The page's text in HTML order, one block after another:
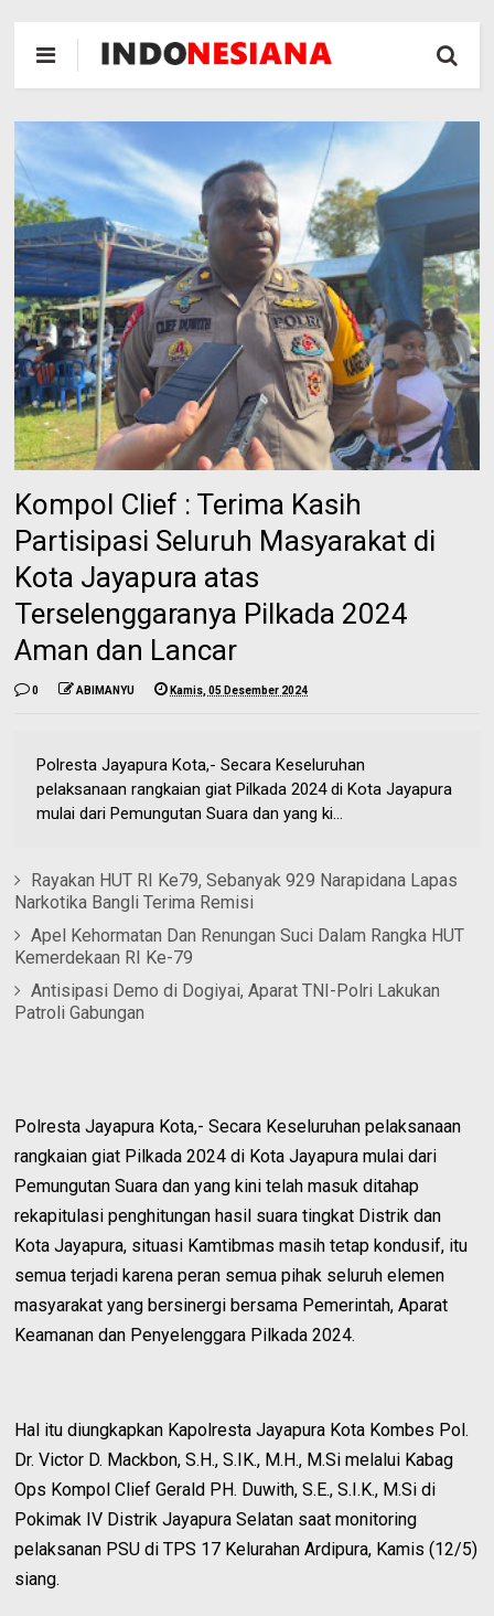
Kompol Clief : Terima Kasih
Partisipasi Seluruh Masyarakat di
Kota Jayapura atas
Terselenggaranya Pilkada 2024
Aman dan Lancar
0 ABIMANYU Kamis, 05 Desember 2024
Polresta Jayapura Kota,- Secara Keseluruhan
pelaksanaan rangkaian giat Pilkada 2024 di Kota Jayapura
mulai dari Pemungutan Suara dan yang ki...
Rayakan HUT RI Ke79, Sebanyak 929 Narapidana Lapas
Narkotika Bangli Terima Remisi
Apel Kehormatan Dan Renungan Suci Dalam Rangka HUT
Kemerdekaan RI Ke-79
Antisipasi Demo di Dogiyai, Aparat TNI-Polri Lakukan
Patroli Gabungan
Polresta Jayapura Kota,- Secara Keseluruhan pelaksanaan
rangkaian giat Pilkada 2024 di Kota Jayapura mulai dari
Pemungutan Suara dan yang kini telah masuk ditahap
rekapitulasi penghitungan hasil suara tingkat Distrik dan
Kota Jayapura, situasi Kamtibmas masih tetap kondusif, itu
semua terjadi karena peran semua pihak seluruh elemen
masyarakat yang bersinergi bersama Pemerintah, Aparat
Keamanan dan Penyelenggara Pilkada 2024.
Hal itu diungkapkan Kapolresta Jayapura Kota Kombes Pol.
Dr. Victor D. Mackbon, S.H., S.IK., M.H., M.Si melalui Kabag
Ops Kompol Clief Gerald PH. Duwith, S.E., S.I.K., M.Si di
Pokimak IV Distrik Jayapura Selatan saat monitoring
pelaksanan PSU di TPS 17 Kelurahan Ardipura, Kamis (12/5)
siang.